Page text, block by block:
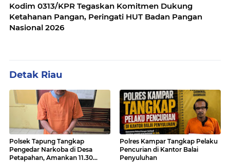
Kodim 0313/KPR Tegaskan Komitmen Dukung
Ketahanan Pangan, Peringati HUT Badan Pangan
Nasional 2026
Detak Riau
Polsek Tapung Tangkap
Pengedar Narkoba di Desa
Petapahan, Amankan 11.30
Polres Kampar Tangkap Pelaku
Pencurian di Kantor Balai
Penyuluhan